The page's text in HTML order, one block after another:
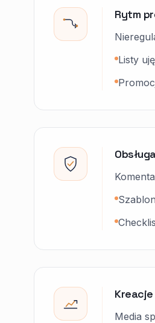
Rytm
Listy
Media